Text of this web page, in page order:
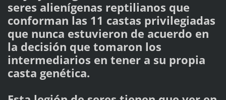
seres alienígenas reptilianos que
conforman las 11 castas privilegiadas
que nunca estuvieron de acuerdo en
la decisión que tomaron los
intermediarios en tener a su propia
casta genética.